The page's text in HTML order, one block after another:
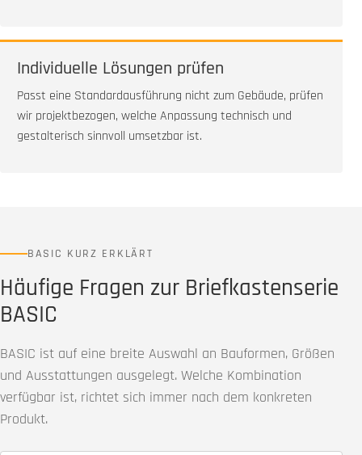
Individuelle Lösungen prüfen
Passt eine Standardausführung nicht zum Gebäude, prüfen
wir projektbezogen, welche Anpassung technisch und
gestalterisch sinnvoll umsetzbar ist.
BASIC KURZ ERKLÄRT
Häufige Fragen zur Briefkastenserie
BASIC
BASIC ist auf eine breite Auswahl an Bauformen, Größen
und Ausstattungen ausgelegt. Welche Kombination
verfügbar ist, richtet sich immer nach dem konkreten
Produkt.